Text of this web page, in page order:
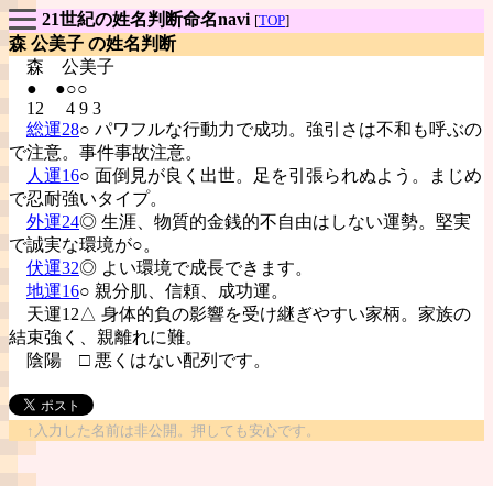
21世紀の姓名判断命名navi [TOP]
森 公美子 の姓名判断
森 公美子
● ●○○
12 4 9 3
総運28○ パワフルな行動力で成功。強引さは不和も呼ぶの
で注意。事件事故注意。
人運16○ 面倒見が良く出世。足を引張られぬよう。まじめ
で忍耐強いタイプ。
外運24◎ 生涯、物質的金銭的不自由はしない運勢。堅実
で誠実な環境が○。
伏運32◎ よい環境で成長できます。
地運16○ 親分肌、信頼、成功運。
天運12△ 身体的負の影響を受け継ぎやすい家柄。家族の
結束強く、親離れに難。
陰陽 □ 悪くはない配列です。
↑入力した名前は非公開。押しても安心です。